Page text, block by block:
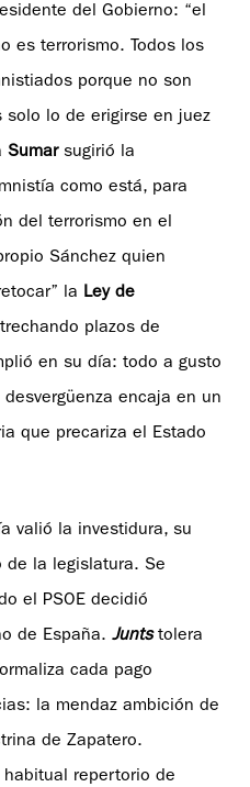
del Gobierno: “el
es terrorismo. Todos los
porque no son
solo lo de erigirse en juez
Sumar sugirió la
como está, para
del terrorismo en el
Sánchez quien
la Ley de
plazos de
en su día: todo a gusto
encaja en un
que precariza el Estado
valió la investidura, su
de la legislatura. Se
el PSOE decidió
de España. Juntstolera
cada pago
la mendaz ambición de
de Zapatero.
repertorio de